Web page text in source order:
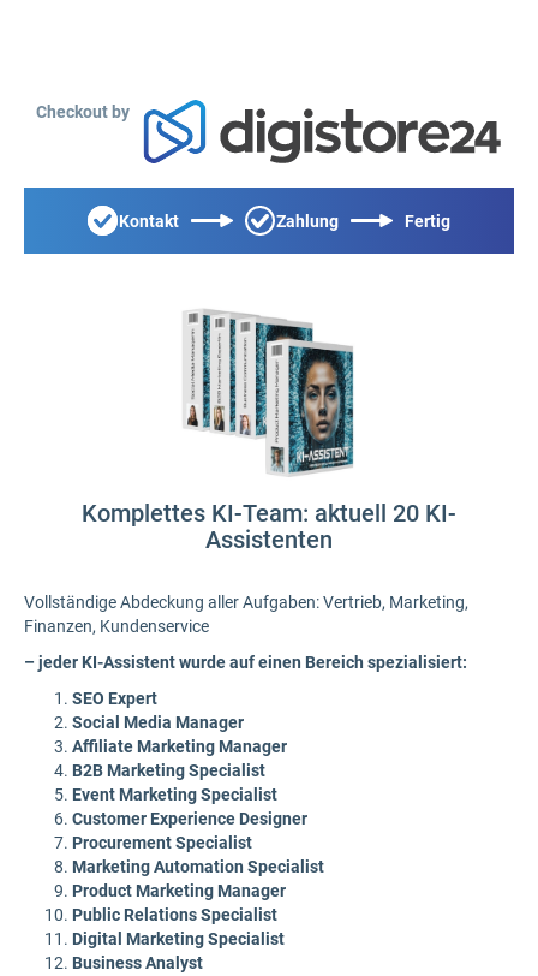
Checkout by
Kontakt Zahlung Fertig
Komplettes KI-Team: aktuell 20 KI-
Assistenten
Vollständige Abdeckung aller Aufgaben: Vertrieb, Marketing,
Finanzen, Kundenservice
– jeder KI-Assistent wurdeauf einen Bereich spezialisiert:
SEO Expert
Social Media Manager
Affiliate Marketing Manager
B2B Marketing Specialist
Event Marketing Specialist
Customer Experience Designer
Procurement Specialist
Marketing Automation Specialist
Product Marketing Manager
Public Relations Specialist
Digital Marketing Specialist
Business Analyst